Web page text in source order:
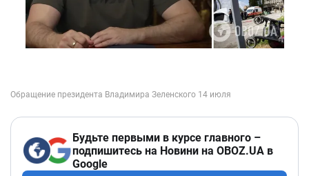
Будьте первыми в курсе главного –
подпишитесь на Новини на OBOZ.UA в
Google